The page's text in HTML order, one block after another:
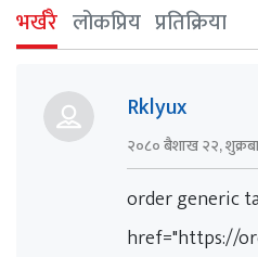
भर्खरै लोकप्रिय प्रतिक्रिया
Rklyux
२०८० बैशाख २२,
order generic
href="https://